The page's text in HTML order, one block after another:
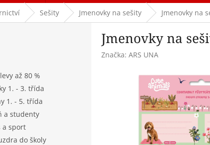
Sešity Jmenovky na sešity Jmenovky na
až 80 %
1. - 3. třída
1. - 5. třída
a studenty
a sport
do školy
Jmenovky na
Značka: ARS UNA